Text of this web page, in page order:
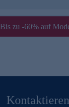
Bis zu -60% auf